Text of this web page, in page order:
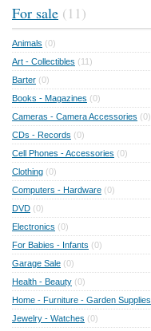
For sale (11)
Animals (0)
Art - Collectibles (11)
Barter (0)
Books - Magazines (0)
Cameras - Camera Accessories (0)
CDs - Records (0)
Cell Phones - Accessories (0)
Clothing (0)
Computers - Hardware (0)
DVD (0)
Electronics (0)
For Babies - Infants (0)
Garage Sale (0)
Health - Beauty (0)
Home - Furniture - Garden Supplies
Jewelry - Watches (0)